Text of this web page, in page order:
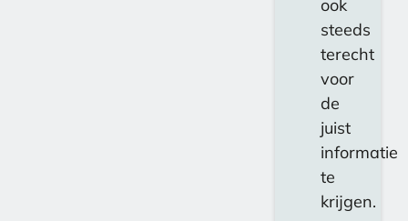
ook
steeds
terecht
voor
de
juist
informatie
te
krijgen.